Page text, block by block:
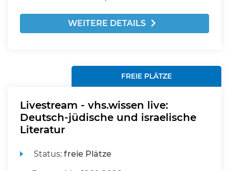
WEITERE DETAILS
FREIE PLÄTZE
Livestream - vhs.wissen live:
Deutsch-jüdische und israelische
Literatur
Status:freie Plätze